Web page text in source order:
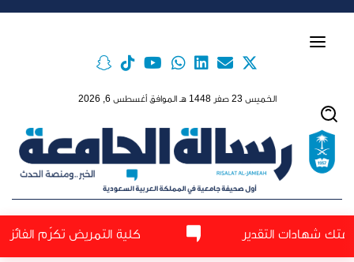
الخميس 23 صفر 1448 هـ الموافق أغسطس 6, 2026
كلية التمريض تكرّم الفائزين بجائزة